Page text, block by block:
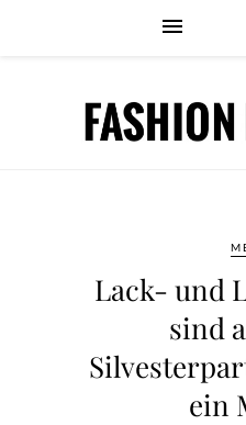
Lack- und
sind
ein